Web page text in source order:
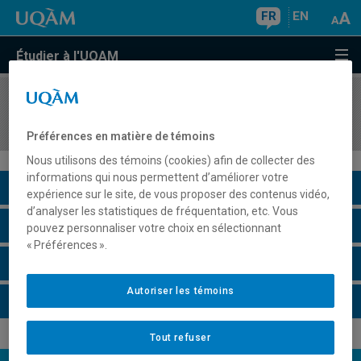
FR EN
Étudier à l'UQAM
COURS//
Description du cours
Horaire - Été 2026
Préférences en matière de témoins
Nous utilisons des témoins (cookies) afin de collecter des
informations qui nous permettent d’améliorer votre
expérience sur le site, de vous proposer des contenus vidéo,
d’analyser les statistiques de fréquentation, etc. Vous
pouvez personnaliser votre choix en sélectionnant
« Préférences ».
Tout refuser
Autoriser les témoins